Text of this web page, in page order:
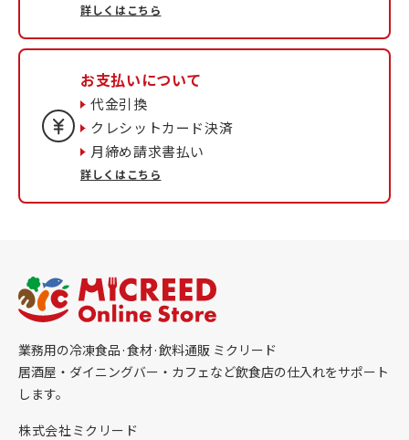
詳しくはこちら
お支払いについて
代金引換
クレシットカード決済
月締め請求書払い
詳しくはこちら
業務用の冷凍食品·食材·飲料通販 ミクリード
居酒屋・ダイニングバー・カフェなど飲食店の仕入れをサポート
します。
株式会社ミクリード